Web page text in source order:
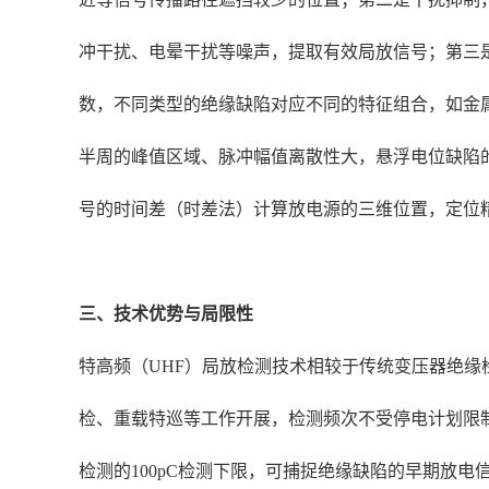
冲干扰、电晕干扰等噪声，提取有效局放信号；第
数，不同类型的绝缘缺陷对应不同的特征组合，如
半周的峰值区域、脉冲幅值离散性大，悬浮电位缺
号的时间差（时差法）计算放电源的三维位置，定
三、技术优势与局限性
特高频（UHF）局放检测技术相较于传统变压器绝
检、重载特巡等工作开展，检测频次不受停电计划
检测的100pC检测下限，可捕捉绝缘缺陷的早期放